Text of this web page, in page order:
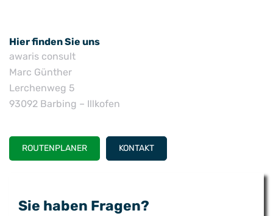
Hier finden Sie uns
awaris consult
Marc Günther
Lerchenweg 5
93092 Barbing – Illkofen
ROUTENPLANER KONTAKT
Sie haben Fragen?